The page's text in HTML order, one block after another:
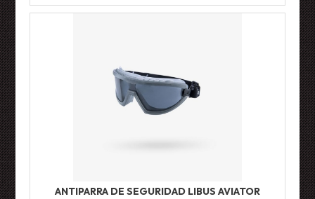
ANTIPARRA DE SEGURIDAD LIBUS AVIATOR